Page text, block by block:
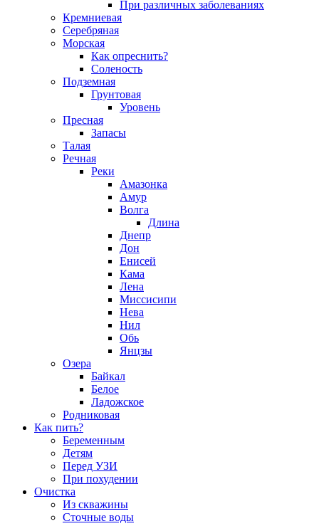
При различных заболеваниях
Кремниевая
Серебряная
Морская
Как опреснить?
Соленость
Подземная
Грунтовая
Уровень
Пресная
Запасы
Талая
Речная
Реки
Амазонка
Амур
Волга
Длина
Днепр
Дон
Енисей
Кама
Лена
Миссисипи
Нева
Нил
Обь
Янцзы
Озера
Байкал
Белое
Ладожское
Родниковая
Как пить?
Беременным
Детям
Перед УЗИ
При похудении
Очистка
Из скважины
Сточные воды